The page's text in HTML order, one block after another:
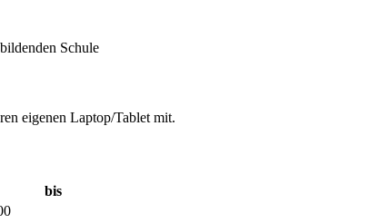
Schule
eigenen Laptop/Tablet mit.
bis